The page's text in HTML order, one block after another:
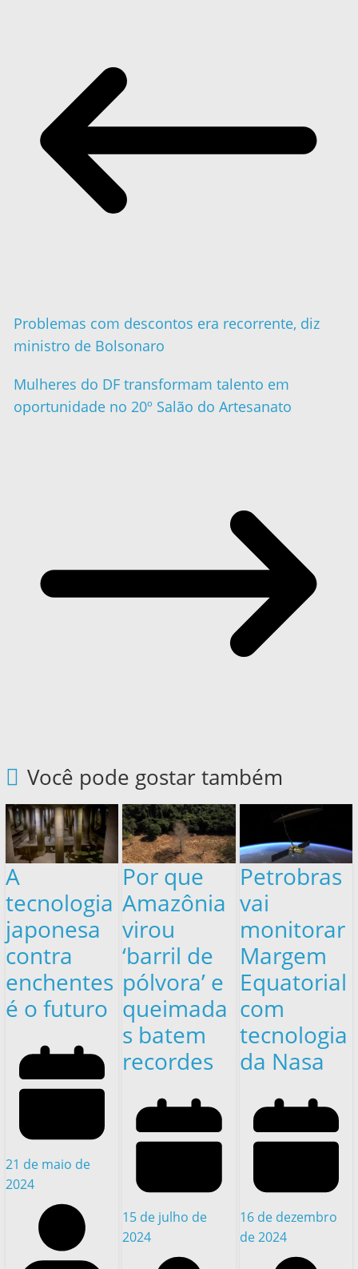
Problemas com descontos era recorrente, diz
ministro de Bolsonaro
Mulheres do DF transformam talento em
oportunidade no 20º Salão do Artesanato
Você pode gostar também
A
tecnologia
japonesa
contra
enchentes
é o futuro
21 de maio de
2024
Por que
Amazônia
virou
‘barril de
pólvora’ e
queimada
s batem
recordes
15 de julho de
2024
Petrobras
vai
monitorar
Margem
Equatorial
com
tecnologia
da Nasa
16 de dezembro
de 2024